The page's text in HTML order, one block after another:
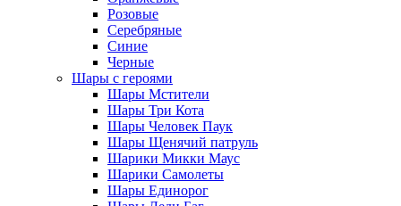
Розовые
Серебряные
Синие
Черные
Шары с героями
Шары Мстители
Шары Три Кота
Шары Человек Паук
Шары Щенячий патруль
Шарики Микки Маус
Шарики Самолеты
Шары Единорог